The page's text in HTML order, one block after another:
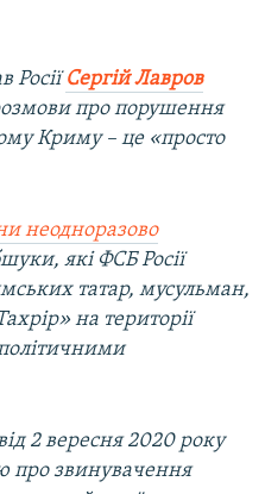
РосіїСергій Лавров
про порушення
Криму – це «просто
неодноразово
які ФСБ Росії
татар, мусульман,
на території
2 вересня 2020 року
про звинувачення